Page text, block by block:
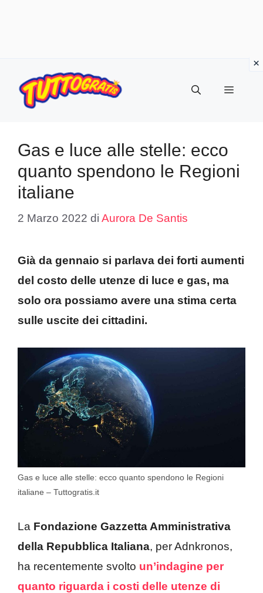
contenuto
Menu
Gas e luce alle stelle: ecco
quanto spendono le Regioni
italiane
2 Marzo 2022 di Aurora De Santis
Già da gennaio si parlava dei forti aumenti
del costo delle utenze di luce e gas, ma
solo ora possiamo avere una stima certa
sulle uscite dei cittadini.
Gas e luce alle stelle: ecco quanto spendono le Regioni
italiane – Tuttogratis.it
La Fondazione Gazzetta Amministrativa
della Repubblica Italiana, per Adnkronos,
ha recentemente svolto un’indagine per
quanto riguarda i costi delle utenze di